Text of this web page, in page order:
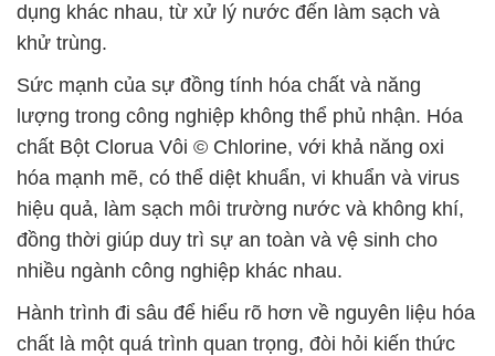
dụng khác nhau, từ xử lý nước đến làm sạch và
khử trùng.
Sức mạnh của sự đồng tính hóa chất và năng
lượng trong công nghiệp không thể phủ nhận. Hóa
chất Bột Clorua Vôi © Chlorine, với khả năng oxi
hóa mạnh mẽ, có thể diệt khuẩn, vi khuẩn và virus
hiệu quả, làm sạch môi trường nước và không khí,
đồng thời giúp duy trì sự an toàn và vệ sinh cho
nhiều ngành công nghiệp khác nhau.
Hành trình đi sâu để hiểu rõ hơn về nguyên liệu hóa
chất là một quá trình quan trọng, đòi hỏi kiến thức